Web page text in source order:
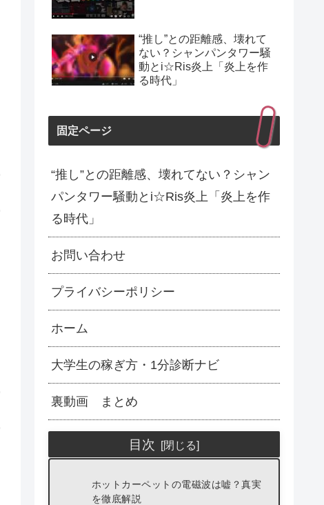
“推し”との距離感、壊れて
ない？シャンパンタワー騒
動とi☆Ris炎上「炎上を作
る時代」
固定ページ
“推し”との距離感、壊れてない？シャン
パンタワー騒動とi☆Ris炎上「炎上を作
る時代」
お問い合わせ
プライバシーポリシー
ホーム
大学生の稼ぎ方・1分診断ナビ
裏動画 まとめ
目次
ホットカーペットの電磁波は嘘？真実
を徹底解説